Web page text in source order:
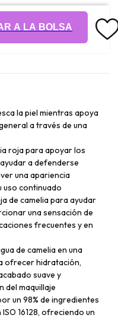
A LA BOLSA
la piel mientras apoya
a través de una
roja para apoyar los
a defenderse
una apariencia
uso continuado
de camelia para ayudar
una sensación de
frecuentes y en
de camelia en una
ofrecer hidratación,
suave y
del maquillaje
un 98% de ingredientes
16128, ofreciendo un